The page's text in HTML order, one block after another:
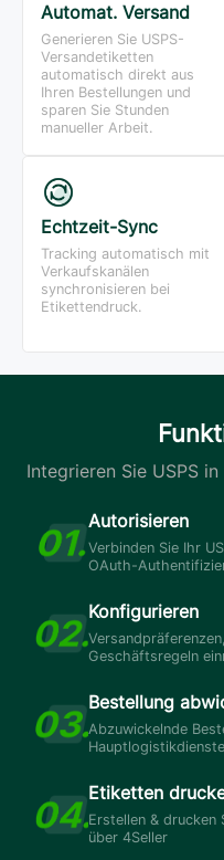
Automat. Versand
Generieren Sie USPS-
Versandetiketten
automatisch direkt aus
Ihren Bestellungen und
sparen Sie Stunden
manueller Arbeit.
Echtzeit-Sync
Tracking automatisch mit
Verkaufskanälen
synchronisieren bei
Etikettendruck.
Integrieren Sie USPS
Autorisieren
Verbinden Sie Ihr
OAuth-
Konfigurieren
Geschäftsregeln
Bestellung
Abzuwickelnde
Etiketten
Erstellen & drucken
über 4Seller